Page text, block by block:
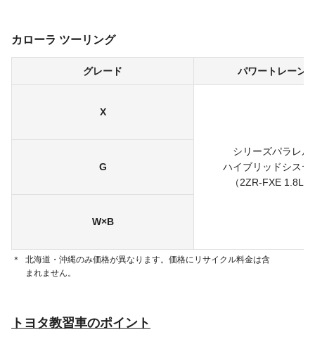
カローラ ツーリング
グレード パワートレーン
X
シリーズパラレル
ハイブリッドシステ
（2ZR-FXE 1.8L）
G
W×B
＊
北海道・沖縄のみ価格が異なります。価格にリサイクル料金は含
まれません。
トヨタ教習車のポイント